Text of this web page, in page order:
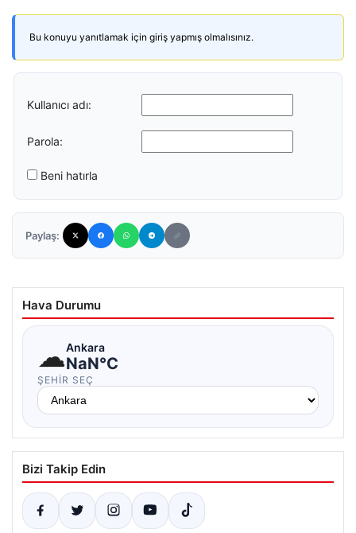
Bu konuyu yanıtlamak için giriş yapmış olmalısınız.
Kullanıcı adı:
Parola:
Beni hatırla
Paylaş:
Hava Durumu
☁Ankara
NaN°C
ŞEHIR SEÇ
Bizi Takip Edin